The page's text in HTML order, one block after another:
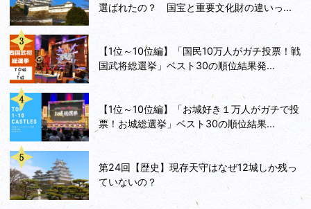
選ばれたの？ 国宝と重要文化財の違いっ...
【1位～10位編】「国民10万人がガチ投票！戦
国武将総選挙」ベスト30の順位結果発...
【1位～10位編】「お城好き１万人がガチで投
票！お城総選挙」ベスト30の順位結果...
第24回【歴史】現存天守はなぜ12城しか残っ
ていないの？